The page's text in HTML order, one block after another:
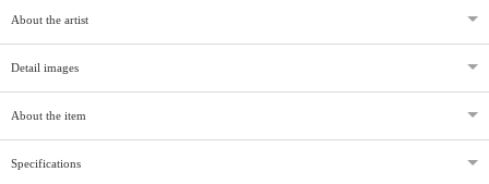
About the artist
Detail images
About the item
Specifications